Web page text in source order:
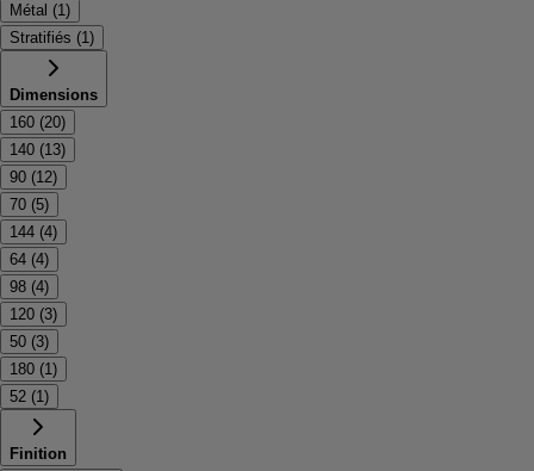
Métal (1)
Stratifiés (1)
Dimensions
160 (20)
140 (13)
90 (12)
70 (5)
144 (4)
64 (4)
98 (4)
120 (3)
50 (3)
180 (1)
52 (1)
Finition